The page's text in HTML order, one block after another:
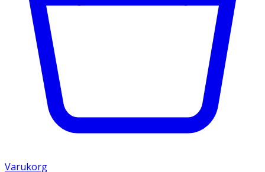
Varukorg